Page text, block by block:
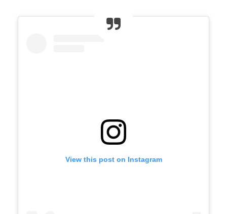
View this post on Instagram